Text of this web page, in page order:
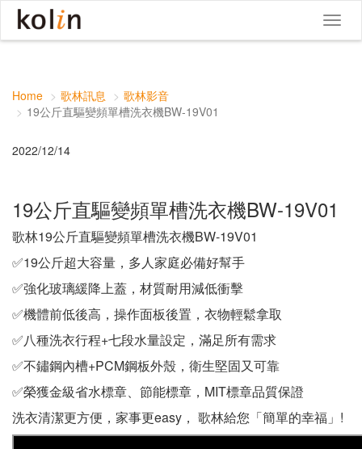
Toggle
Home 歌林訊息
歌林影音
19公斤直驅變頻單槽洗衣機BW-19V01
2022/12/14
19公斤直驅變頻單槽洗衣機BW-19V01
歌林19公斤直驅變頻單槽洗衣機BW-19V01
✅19公斤超大容量，多人家庭必備好幫手
✅強化玻璃緩降上蓋，材質耐用減低衝擊
✅機體前低後高，操作面板後置，衣物輕鬆拿取
✅八種洗衣行程+七段水量設定，滿足所有需求
✅不鏽鋼內槽+PCM鋼板外殼，衛生堅固又可靠
✅榮獲金級省水標章、節能標章，MIT標章品質保證
洗衣清潔更方便，家事更easy， 歌林給您「簡單的幸福」!